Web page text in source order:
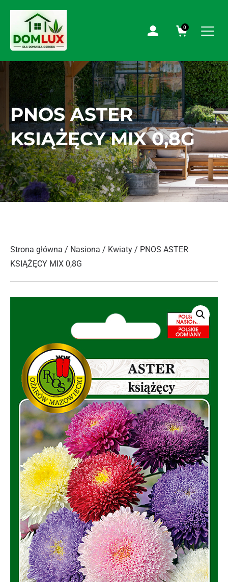
0
PNOS ASTER
KSIĄŻĘCY MIX 0,8G
Strona główna / Nasiona / Kwiaty / PNOS ASTER
KSIĄŻĘCY MIX 0,8G